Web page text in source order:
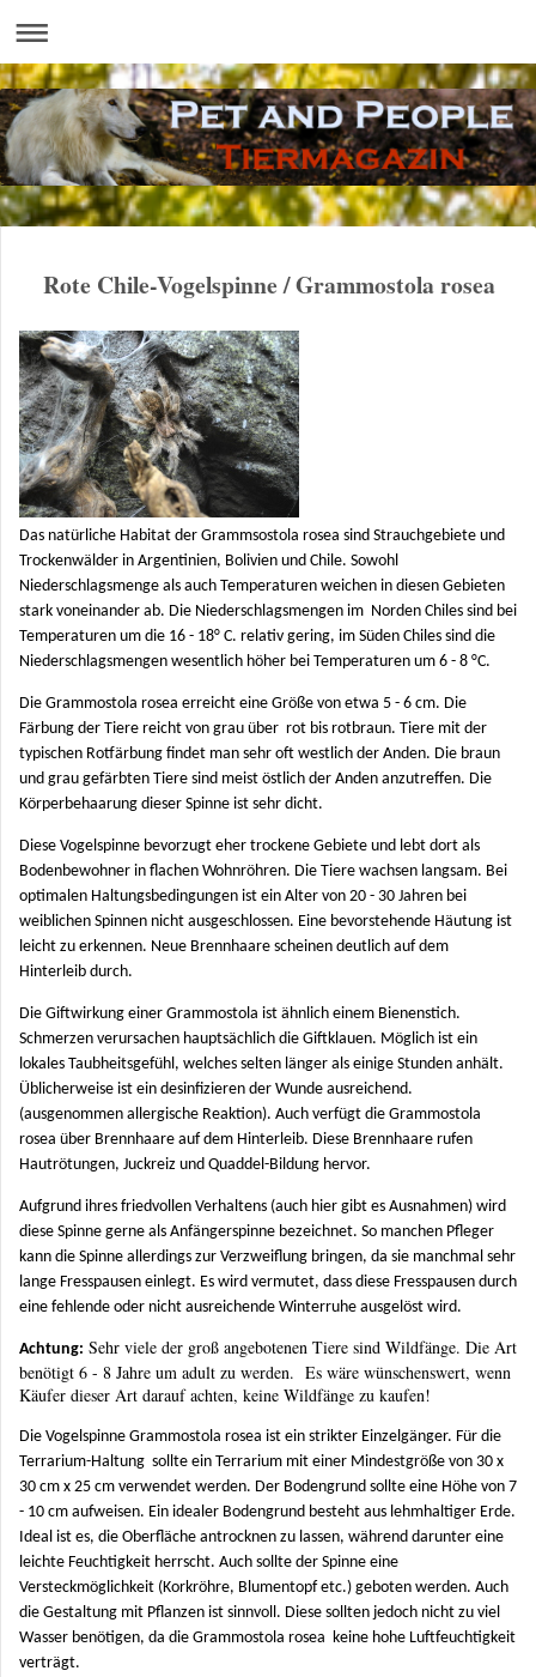
Rote Chile-Vogelspinne / Grammostola rosea
Das natürliche Habitat der Grammsostola rosea sind Strauchgebiete und
Trockenwälder in Argentinien, Bolivien und Chile. Sowohl
Niederschlagsmenge als auch Temperaturen weichen in diesen Gebieten
stark voneinander ab. Die Niederschlagsmengen im Norden Chiles sind bei
Temperaturen um die 16 - 18° C. relativ gering, im Süden Chiles sind die
Niederschlagsmengen wesentlich höher bei Temperaturen um 6 - 8 °C.
Die Grammostola rosea erreicht eine Größe von etwa 5 - 6 cm. Die
Färbung der Tiere reicht von grau über rot bis rotbraun. Tiere mit der
typischen Rotfärbung findet man sehr oft westlich der Anden. Die braun
und grau gefärbten Tiere sind meist östlich der Anden anzutreffen. Die
Körperbehaarung dieser Spinne ist sehr dicht.
Diese Vogelspinne bevorzugt eher trockene Gebiete und lebt dort als
Bodenbewohner in flachen Wohnröhren. Die Tiere wachsen langsam. Bei
optimalen Haltungsbedingungen ist ein Alter von 20 - 30 Jahren bei
weiblichen Spinnen nicht ausgeschlossen. Eine bevorstehende Häutung ist
leicht zu erkennen. Neue Brennhaare scheinen deutlich auf dem
Hinterleib durch.
Die Giftwirkung einer Grammostola ist ähnlich einem Bienenstich.
Schmerzen verursachen hauptsächlich die Giftklauen. Möglich ist ein
lokales Taubheitsgefühl, welches selten länger als einige Stunden anhält.
Üblicherweise ist ein desinfizieren der Wunde ausreichend.
(ausgenommen allergische Reaktion). Auch verfügt die Grammostola
rosea über Brennhaare auf dem Hinterleib. Diese Brennhaare rufen
Hautrötungen, Juckreiz und Quaddel-Bildung hervor.
Aufgrund ihres friedvollen Verhaltens (auch hier gibt es Ausnahmen) wird
diese Spinne gerne als Anfängerspinne bezeichnet. So manchen Pfleger
kann die Spinne allerdings zur Verzweiflung bringen, da sie manchmal sehr
lange Fresspausen einlegt. Es wird vermutet, dass diese Fresspausen durch
eine fehlende oder nicht ausreichende Winterruhe ausgelöst wird.
Achtung: Sehr viele der groß angebotenen Tiere sind Wildfänge. Die Art
benötigt 6 - 8 Jahre um adult zu werden. Es wäre wünschenswert, wenn
Käufer dieser Art darauf achten, keine Wildfänge zu kaufen!
Die Vogelspinne Grammostola rosea ist ein strikter Einzelgänger. Für die
Terrarium-Haltung sollte ein Terrarium mit einer Mindestgröße von 30 x
30 cm x 25 cm verwendet werden. Der Bodengrund sollte eine Höhe von 7
- 10 cm aufweisen. Ein idealer Bodengrund besteht aus lehmhaltiger Erde.
Ideal ist es, die Oberfläche antrocknen zu lassen, während darunter eine
leichte Feuchtigkeit herrscht. Auch sollte der Spinne eine
Versteckmöglichkeit (Korkröhre, Blumentopf etc.) geboten werden. Auch
die Gestaltung mit Pflanzen ist sinnvoll. Diese sollten jedoch nicht zu viel
Wasser benötigen, da die Grammostola rosea keine hohe Luftfeuchtigkeit
verträgt.